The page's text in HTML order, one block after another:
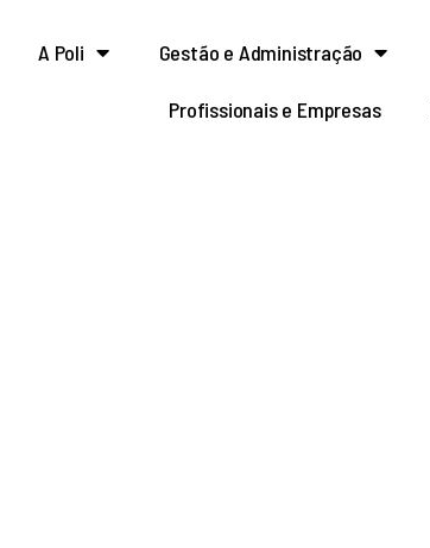
A Poli Gestão e Administração
Profissionais e Empresas